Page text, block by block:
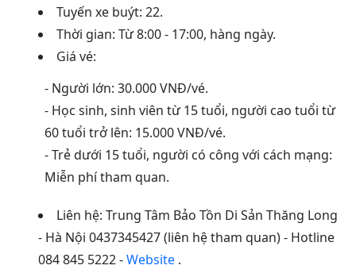
Tuyến xe buýt: 22.
Thời gian: Từ 8:00 - 17:00, hàng ngày.
Giá vé:
- Người lớn: 30.000 VNĐ/vé.
- Học sinh, sinh viên từ 15 tuổi, người cao tuổi từ
60 tuổi trở lên: 15.000 VNĐ/vé.
- Trẻ dưới 15 tuổi, người có công với cách mạng:
Miễn phí tham quan.
Liên hệ: Trung Tâm Bảo Tồn Di Sản Thăng Long
- Hà Nội 0437345427 (liên hệ tham quan) - Hotline
084 845 5222 -Website .